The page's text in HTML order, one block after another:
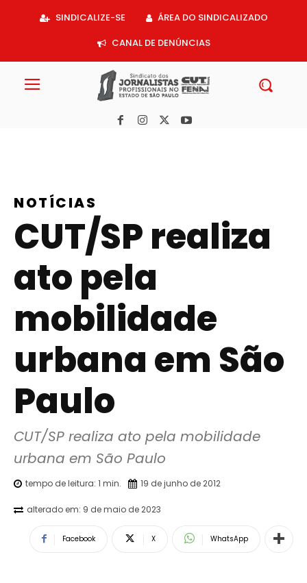
SINDICALIZE-SE
ÁREA DO SINDICALIZADO
CANAL DE DENÚNCIAS
NOTÍCIAS
CUT/SP realiza
ato pela
mobilidade
urbana em São
Paulo
CUT/SP realiza ato pela mobilidade
urbana em São Paulo
tempo de leitura: 1 min. 19 de junho de 2012
alterado em: 9 de maio de 2023
Facebook X WhatsApp